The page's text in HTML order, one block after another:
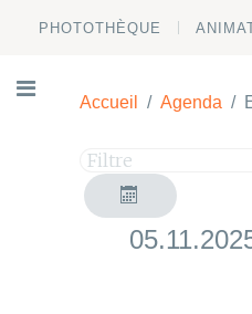
PHOTOTHÈQUE
Accueil Agenda